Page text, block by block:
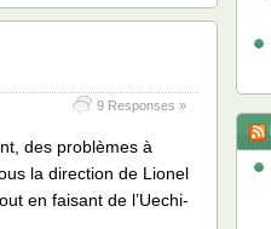
9 Responses »
des problèmes à
la direction de Lionel
en faisant de l’Uechi-